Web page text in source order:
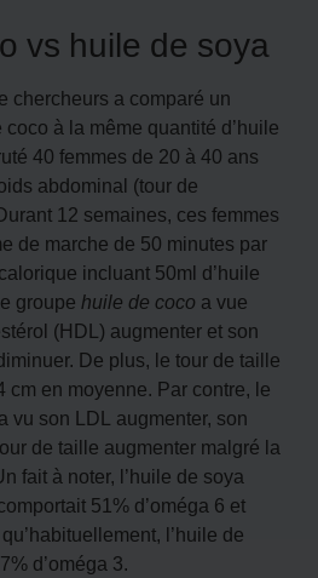
vs huile de soya
chercheurs a comparé un
à la même quantité d’huile
40 femmes de 20 à 40 ans
abdominal (tour de
12 semaines, ces femmes
de marche de 50 minutes par
incluant 50ml d’huile
groupe huile de coco a vue
(HDL) augmenter et son
De plus, le tour de taille
cm en moyenne. Par contre, le
a vu son LDL augmenter, son
de taille augmenter malgré la
fait à noter, l’huile de soya
51% d’oméga 6 et
l’huile de
d’oméga 3.